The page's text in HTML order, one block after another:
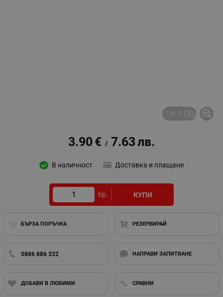
1 от 2
3.90 € / 7.63лв.
В наличност Доставка и плащане
бр. КУПИ
БЪРЗА ПОРЪЧКА РЕЗЕРВИРАЙ
0886 886 332 НАПРАВИ ЗАПИТВАНЕ
ДОБАВИ В ЛЮБИМИ СРАВНИ